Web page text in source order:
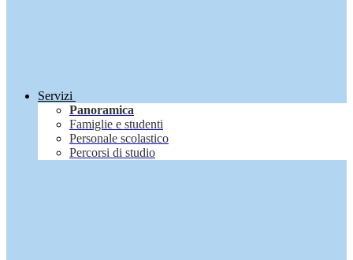
Servizi
Panoramica
Famiglie e studenti
Personale scolastico
Percorsi di studio